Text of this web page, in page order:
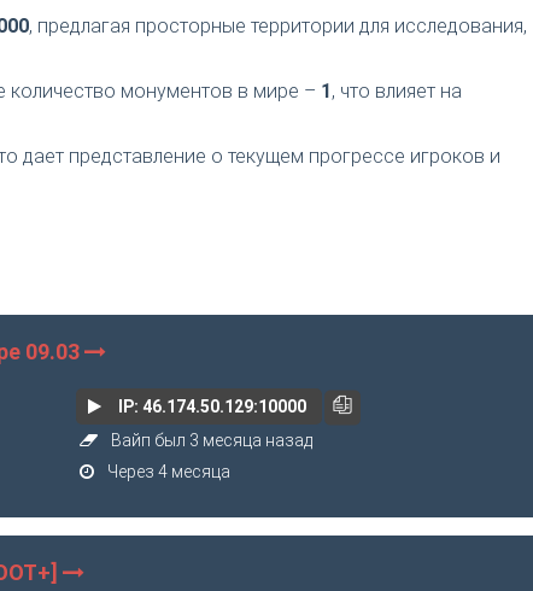
, предлагая просторные территории для исследования,
количество монументов в мире – 1, что влияет на
дает представление о текущем прогрессе игроков и
09.03
IP: 46.174.50.129:10000
Вайп был 3 месяца назад
Через 4 месяца